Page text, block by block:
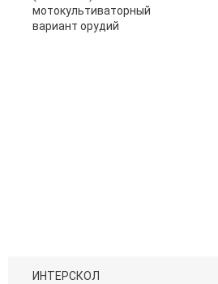
мотокультиваторный
вариант орудий
ИНТЕРСКОЛ